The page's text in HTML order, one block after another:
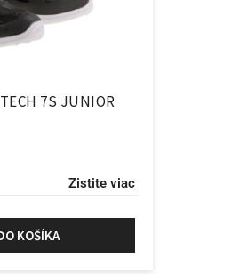
7S JUNIOR
Zistite viac
KOŠÍKA